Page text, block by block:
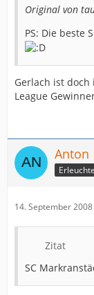
Original von
PS: Die beste
Gerlach ist
League
Anton
14. September
Zitat
SC